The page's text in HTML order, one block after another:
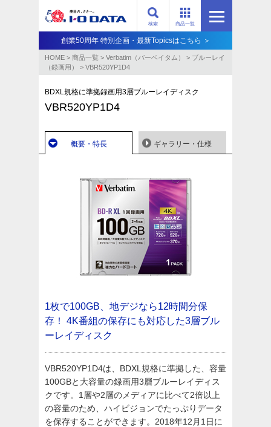
商品一覧
検索
創業50周年 特別企画・最新Topicsはこちら ＞
HOME > 商品一覧 > Verbatim（バーベイタム） > ブルーレイ
（録画用）
> VBR520YP1D4
BDXL規格に準拠録画用3層ブルーレイディスク
VBR520YP1D4
概要・特長 ギャラリー・仕様
1枚で100GB、地デジなら12時間分保
存！
4K番組の保存にも対応した3層ブル
ーレイディスク
VBR520YP1D4は、BDXL規格に準拠した、容量
100GBと大容量の録画用3層ブルーレイディス
クです。1層や2層のメディアに比べて2倍以上
の容量のため、ハイビジョンでたっぷりデータ
を保存することができます。2018年12月1日に